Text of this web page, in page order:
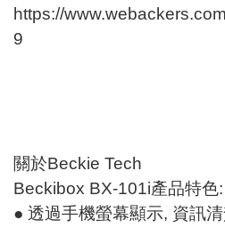
https://
9
關於Beckie Tech
Beckibox BX-101i產品特色:
● 透過手機螢幕顯示, 資訊